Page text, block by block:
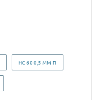
НС 60 0,5 ММ П